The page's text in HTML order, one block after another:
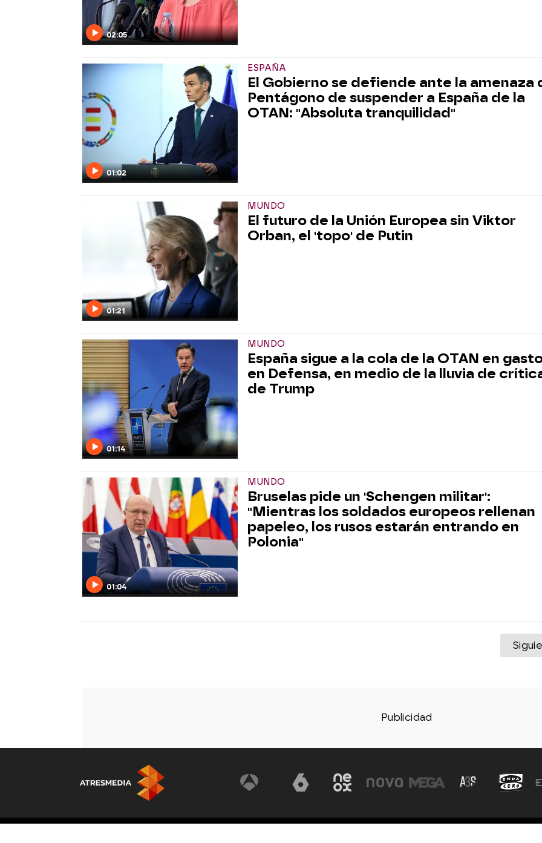
02:05
01:02
ESPAÑA
El Gobierno se defiende ante la amenaza
Pentágono de suspender a España de la
OTAN: "Absoluta tranquilidad"
01:21
MUNDO
El futuro de la Unión Europea sin Viktor
Orban, el 'topo' de Putin
01:14
MUNDO
España sigue a la cola de la OTAN en
en Defensa, en medio de la lluvia de
de Trump
01:04
MUNDO
Bruselas pide un 'Schengen militar':
"Mientras los soldados europeos rellenan
papeleo, los rusos estarán entrando en
Polonia"